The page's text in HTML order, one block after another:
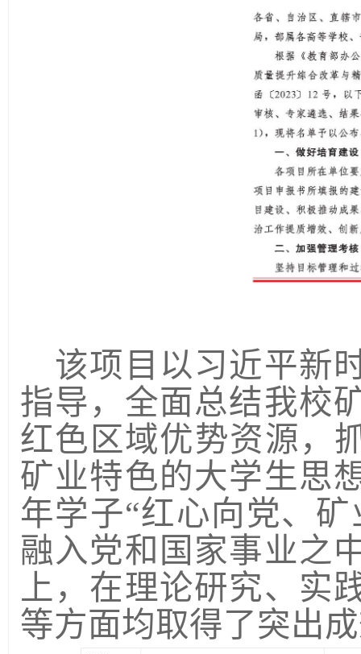
该项目以习近平新
指导，全面总结我校
红色区域优势资源，
矿业特色的大学生思
年学子“红心向党、
融入党和国家事业之
上，在理论研究、实
等方面均取得了突出